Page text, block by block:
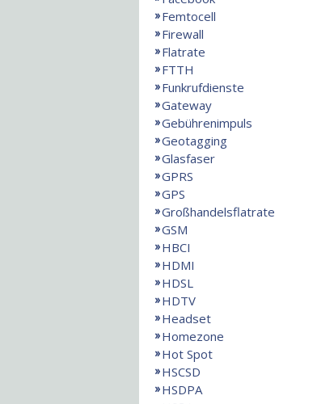
Femtocell
Firewall
Flatrate
FTTH
Funkrufdienste
Gateway
Gebührenimpuls
Geotagging
Glasfaser
GPRS
GPS
Großhandelsflatrate
GSM
HBCI
HDMI
HDSL
HDTV
Headset
Homezone
Hot Spot
HSCSD
HSDPA